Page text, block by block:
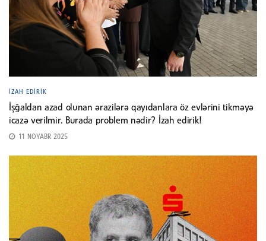
İZAH EDIRIK
İşğaldan azad olunan ərazilərə qayıdanlara öz evlərini tikməyə
icazə verilmir. Burada problem nədir? İzah edirik!
11 NOYABR 2025